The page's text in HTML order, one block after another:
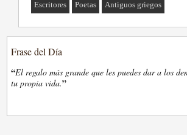
Escritores Poetas Antiguos griegos
Frase del Día
“El regalo más grande que les puedes dar a los
tu propia vida.”